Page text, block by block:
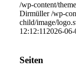
/wp-content/
Dirmüller /wp-
child/image/
12:12:11 2026-
Seiten